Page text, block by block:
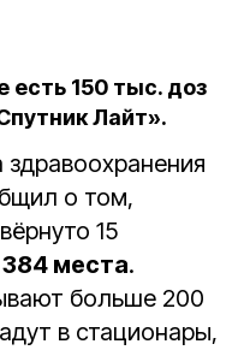
есть 150 тыс. доз
Лайт».
о том,
15
места.
больше 200
в стационары,